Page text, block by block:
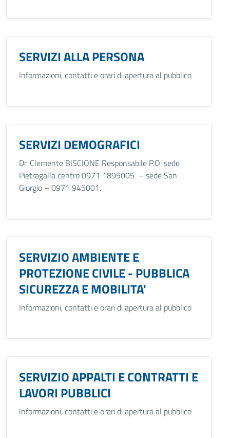
SERVIZI ALLA PERSONA
Informazioni, contatti e orari di apertura al pubblico
SERVIZI DEMOGRAFICI
Dr. Clemente BISCIONE Responsabile P.O. sede
Pietragalla centro 0971 1895005 – sede San
Giorgio – 0971 945001.
SERVIZIO AMBIENTE E
PROTEZIONE CIVILE - PUBBLICA
SICUREZZA E MOBILITA'
Informazioni, contatti e orari di apertura al pubblico
SERVIZIO APPALTI E CONTRATTI E
LAVORI PUBBLICI
Informazioni, contatti e orari di apertura al pubblico